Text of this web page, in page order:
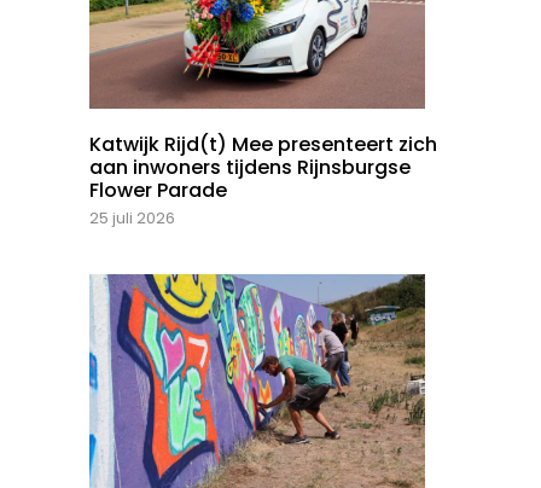
Katwijk Rijd(t) Mee presenteert zich
aan inwoners tijdens Rijnsburgse
Flower Parade
25 juli 2026